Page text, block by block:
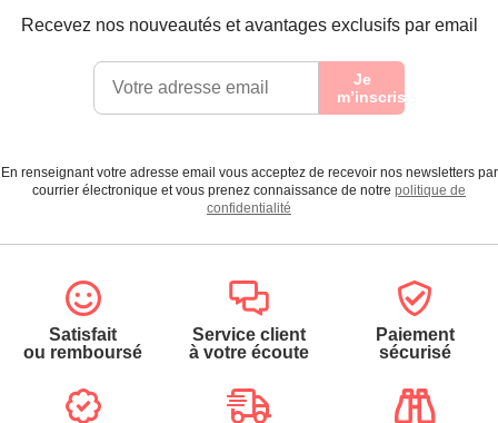
Recevez nos nouveautés et avantages exclusifs par email
Je
m’inscris
En renseignant votre adresse email vous acceptez de recevoir nos newsletters par
courrier électronique et vous prenez connaissance de notre politique de
confidentialité
Satisfait
ou remboursé
Service client
à votre écoute
Paiement
sécurisé